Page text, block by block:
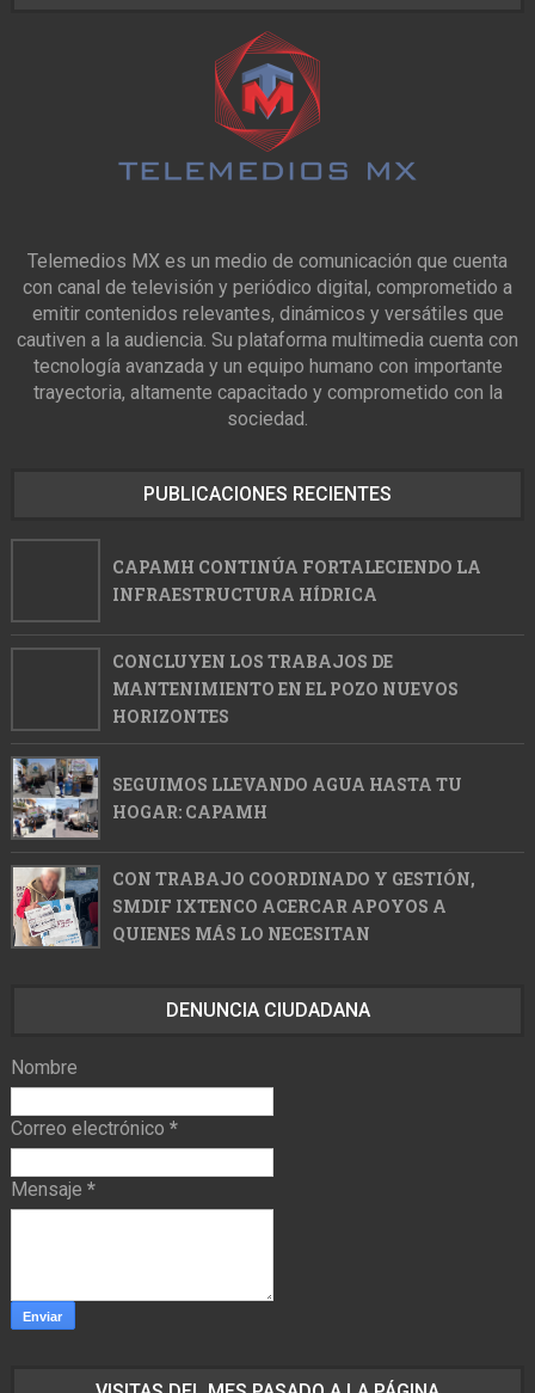
Telemedios MX es un medio de comunicación que cuenta
con canal de televisión y periódico digital, comprometido a
emitir contenidos relevantes, dinámicos y versátiles que
cautiven a la audiencia. Su plataforma multimedia cuenta con
tecnología avanzada y un equipo humano con importante
trayectoria, altamente capacitado y comprometido con la
sociedad.
PUBLICACIONES RECIENTES
CAPAMH CONTINÚA FORTALECIENDO LA
INFRAESTRUCTURA HÍDRICA
CONCLUYEN LOS TRABAJOS DE
MANTENIMIENTO EN EL POZO NUEVOS
HORIZONTES
SEGUIMOS LLEVANDO AGUA HASTA TU
HOGAR: CAPAMH
CON TRABAJO COORDINADO Y GESTIÓN,
SMDIF IXTENCO ACERCAR APOYOS A
QUIENES MÁS LO NECESITAN
DENUNCIA CIUDADANA
Nombre
Correo electrónico *
Mensaje *